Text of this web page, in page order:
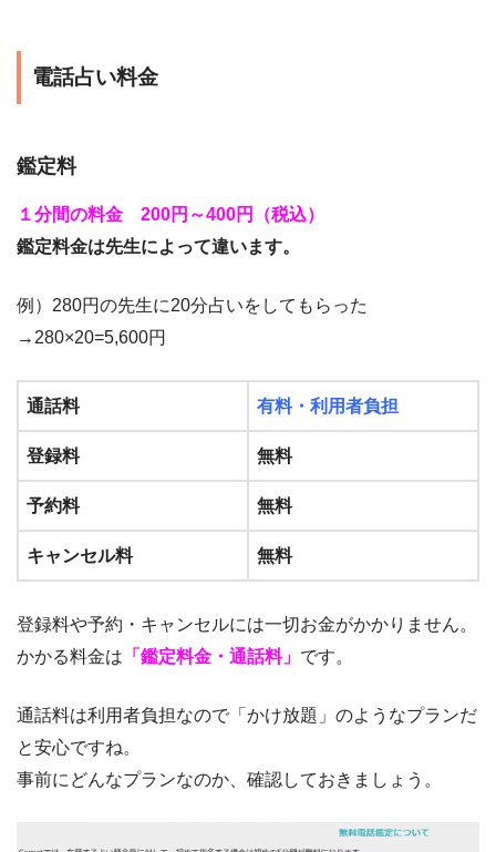
電話占い料金
鑑定料
１分間の料金 200円～400円（税込）
鑑定料金は先生によって違います。
例）280円の先生に20分占いをしてもらった
→280×20=5,600円
通話料 有料・利用者負担
登録料 無料
予約料 無料
キャンセル料 無料
登録料や予約・キャンセルには一切お金がかかりません。
かかる料金は 「鑑定料金・通話料」 です。
通話料は利用者負担なので「かけ放題」のようなプランだ
と安心ですね。
事前にどんなプランなのか、確認しておきましょう。